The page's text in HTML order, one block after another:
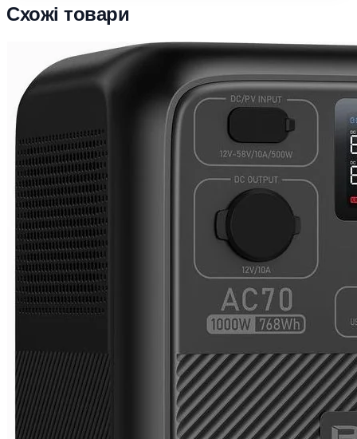
Схожі товари